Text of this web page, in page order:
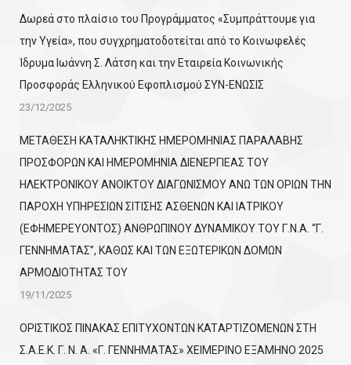
Δωρεά στο πλαίσιο του Προγράμματος «Συμπράττουμε για
την Υγεία», που συγχρηματοδοτείται από το Κοινωφελές
Ίδρυμα Ιωάννη Σ. Λάτση και την Εταιρεία Κοινωνικής
Προσφοράς Ελληνικού Εφοπλισμού ΣΥΝ-ΕΝΩΣΙΣ
23/12/2025
ΜΕΤΑΘΕΣΗ ΚΑΤΑΛΗΚΤΙΚΗΣ ΗΜΕΡΟΜΗΝΙΑΣ ΠΑΡΑΛΑΒΗΣ
ΠΡΟΣΦΟΡΩΝ ΚΑΙ ΗΜΕΡΟΜΗΝΙΑ ΔΙΕΝΕΡΓΙΕΑΣ ΤΟΥ
ΗΛΕΚΤΡΟΝΙΚΟΥ ΑΝΟΙΚΤΟΥ ΔΙΑΓΩΝΙΣΜΟΥ ΑΝΩ ΤΩΝ ΟΡΙΩΝ ΤΗΝ
ΠΑΡΟΧΗ ΥΠΗΡΕΣΙΩΝ ΣΙΤΙΣΗΣ ΑΣΘΕΝΩΝ ΚΑΙ ΙΑΤΡΙΚΟΥ
(ΕΦΗΜΕΡΕΥΟΝΤΟΣ) ΑΝΘΡΩΠΙΝΟΥ ΔΥΝΑΜΙΚΟΥ ΤΟΥ Γ.Ν.Α. “Γ.
ΓΕΝΝΗΜΑΤΑΣ”, ΚΑΘΩΣ ΚΑΙ ΤΩΝ ΕΞΩΤΕΡΙΚΩΝ ΔΟΜΩΝ
ΑΡΜΟΔΙΟΤΗΤΑΣ ΤΟΥ
19/11/2025
ΟΡΙΣΤΙΚΟΣ ΠΙΝΑΚΑΣ ΕΠΙΤΥΧΟΝΤΩΝ KATΑΡΤΙΖΟΜΕΝΩΝ ΣΤΗ
Σ.Α.Ε.Κ. Γ. Ν. Α. «Γ. ΓΕΝΝΗΜΑΤΑΣ» ΧΕΙΜΕΡΙΝΟ ΕΞΑΜΗΝΟ 2025